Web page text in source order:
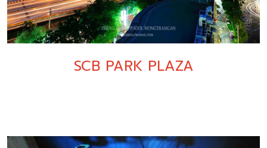
SCB PARK PLAZA